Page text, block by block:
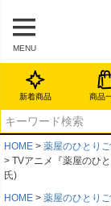
MENU
新着商品 商品
HOME
薬屋のひとりご
TVアニメ『薬屋のひ
氏)
HOME
薬屋のひとりご